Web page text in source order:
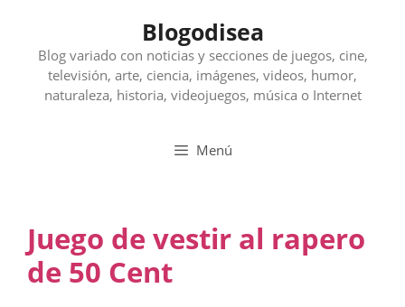
contenido
Blogodisea
Blog variado con noticias y secciones de juegos, cine,
televisión, arte, ciencia, imágenes, videos, humor,
naturaleza, historia, videojuegos, música o Internet
Menú
Juego de vestir al rapero
de 50 Cent